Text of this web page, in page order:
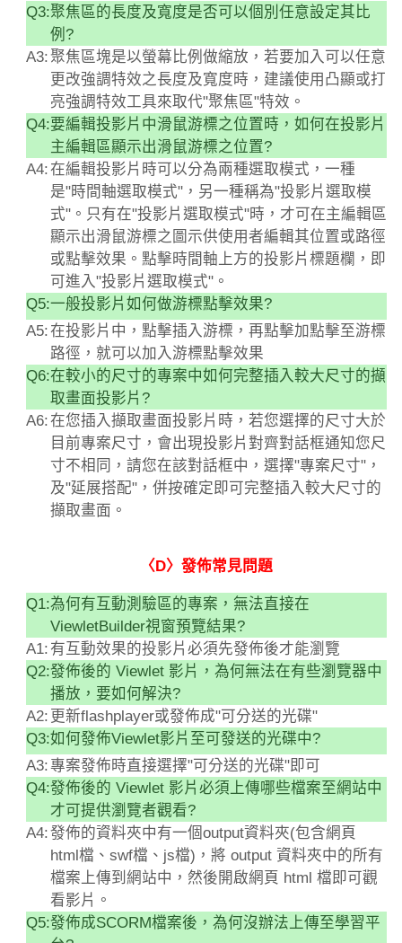
Q3:聚焦區的長度及寬度是否可以個別任意設定其比
例?
A3:聚焦區塊是以螢幕比例做縮放，若要加入可以任意
更改強調特效之長度及寬度時，建議使用凸顯或打
亮強調特效工具來取代"聚焦區"特效。
Q4:要編輯投影片中滑鼠游標之位置時，如何在投影片
主編輯區顯示出滑鼠游標之位置?
A4:在編輯投影片時可以分為兩種選取模式，一種
是"時間軸選取模式"，另一種稱為"投影片選取模
式"。只有在"投影片選取模式"時，才可在主編輯區
顯示出滑鼠游標之圖示供使用者編輯其位置或路徑
或點擊效果。點擊時間軸上方的投影片標題欄，即
可進入"投影片選取模式"。
Q5:一般投影片如何做游標點擊效果?
A5:在投影片中，點擊插入游標，再點擊加點擊至游標
路徑，就可以加入游標點擊效果
Q6:在較小的尺寸的專案中如何完整插入較大尺寸的擷
取畫面投影片?
A6:在您插入擷取畫面投影片時，若您選擇的尺寸大於
目前專案尺寸，會出現投影片對齊對話框通知您尺
寸不相同，請您在該對話框中，選擇"專案尺寸"，
及"延展搭配"，併按確定即可完整插入較大尺寸的
擷取畫面。
〈D〉發佈常見問題
Q1:為何有互動測驗區的專案，無法直接在
ViewletBuilder視窗預覽結果?
A1: 有互動效果的投影片必須先發佈後才能瀏覽
Q2:發佈後的 Viewlet 影片，為何無法在有些瀏覽器中
播放，要如何解決?
A2: 更新flashplayer或發佈成"可分送的光碟"
Q3:如何發佈Viewlet影片至可發送的光碟中?
A3:專案發佈時直接選擇"可分送的光碟"即可
Q4:發佈後的 Viewlet 影片必須上傳哪些檔案至網站中
才可提供瀏覽者觀看?
A4:發佈的資料夾中有一個output資料夾(包含網頁
html檔、swf檔、js檔)，將 output 資料夾中的所有
檔案上傳到網站中，然後開啟網頁 html 檔即可觀
看影片。
Q5:發佈成SCORM檔案後，為何沒辦法上傳至學習平